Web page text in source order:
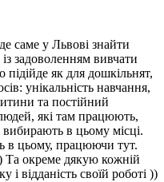
саме у Львові знайти
задоволенням вивчати
підійде як для дошкільнят,
унікальність навчання,
та постійний
які там працюють,
вибирають в цьому місці.
в цьому, працюючи тут.
окреме дякую кожній
відданість своїй роботі ))